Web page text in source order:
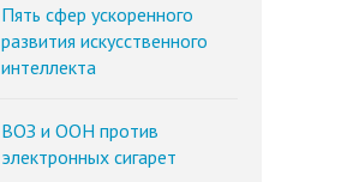
Пять сфер ускоренного
развития искусственного
интеллекта
ВОЗ и ООН против
электронных сигарет